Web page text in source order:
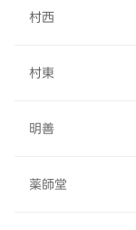
村西
村東
明善
薬師堂